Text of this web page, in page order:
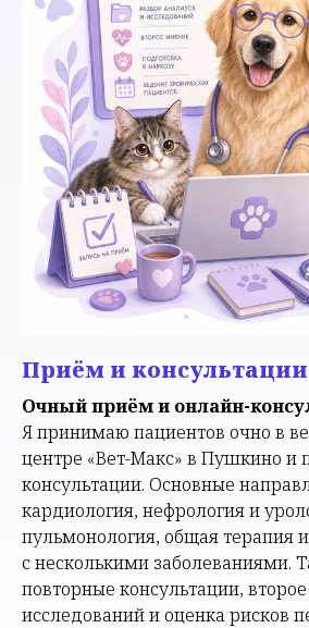
Приём и консультации
Очный приём и онлайн-
Я принимаю пациентов очно в
центре «Вет-Макс» в Пушкино и
консультации. Основные
кардиология, нефрология и
пульмонология, общая терапия
с несколькими заболеваниями.
повторные консультации,
исследований и оценка рисков